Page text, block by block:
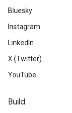
Bluesky
Instagram
LinkedIn
X (Twitter)
YouTube
Build